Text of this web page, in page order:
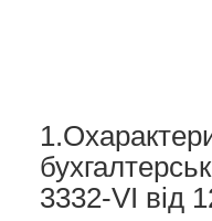
3332-VI від